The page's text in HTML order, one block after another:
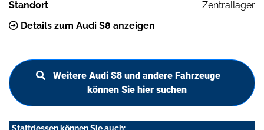
Standort
Zentrallager
Details zum Audi S8 anzeigen
Weitere Audi S8 und andere Fahrzeuge
können Sie hier suchen
Stattdessen können Sie auch: